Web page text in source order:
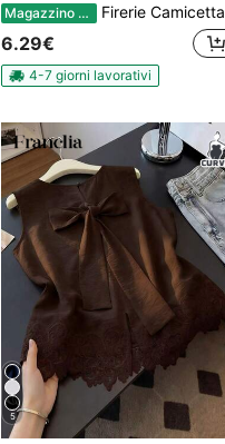
Magazzino EU Firerie Camicetta bianca elegante e comoda, stile cinese moderno, con colletto alla coreana, senza maniche, spalle scoperte, maniche a volant, aderente, adatta a taglie comode
6.29€
4-7 giorni lavorativi
5